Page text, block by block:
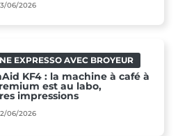
06/2026
EXPRESSO AVEC BROYEUR
KF4 : la machine à café à
est au labo,
impressions
06/2026